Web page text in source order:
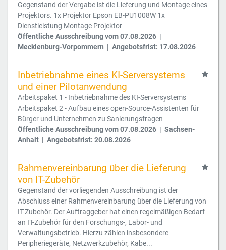
Gegenstand der Vergabe ist die Lieferung und Montage eines
Projektors. 1x Projektor Epson EB-PU1008W 1x
Dienstleistung Montage Projektor
Öffentliche Ausschreibung vom 07.08.2026 |
Mecklenburg-Vorpommern | Angebotsfrist: 17.08.2026
Inbetriebnahme eines KI-Serversystems
und einer Pilotanwendung
Arbeitspaket 1 - Inbetriebnahme des KI-Serversystems
Arbeitspaket 2 - Aufbau eines open-Source-Assistenten für
Bürger und Unternehmen zu Sanierungsfragen
Öffentliche Ausschreibung vom 07.08.2026 | Sachsen-
Anhalt | Angebotsfrist: 20.08.2026
Rahmenvereinbarung über die Lieferung
von IT-Zubehör
Gegenstand der vorliegenden Ausschreibung ist der
Abschluss einer Rahmenvereinbarung über die Lieferung von
IT-Zubehör. Der Auftraggeber hat einen regelmäßigen Bedarf
an IT-Zubehör für den Forschungs-, Labor- und
Verwaltungsbetrieb. Hierzu zählen insbesondere
Peripheriegeräte, Netzwerkzubehör, Kabe...